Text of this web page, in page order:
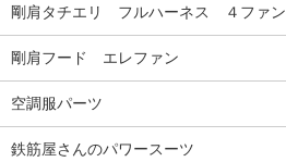
剛肩タチエリ フルハーネス ４ファン
剛肩フード エレファン
空調服パーツ
鉄筋屋さんのパワースーツ